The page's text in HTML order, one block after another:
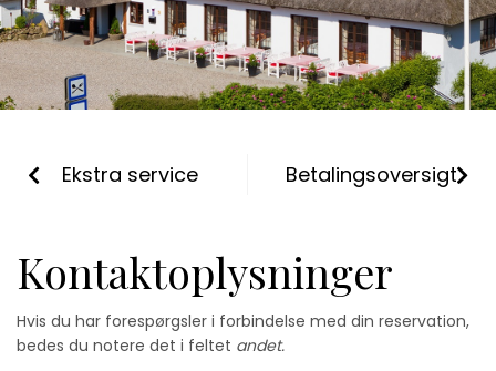
Ekstra service Betalingsoversigt
Kontaktoplysninger
Hvis du har forespørgsler i forbindelse med din reservation,
bedes du notere det i feltet andet.